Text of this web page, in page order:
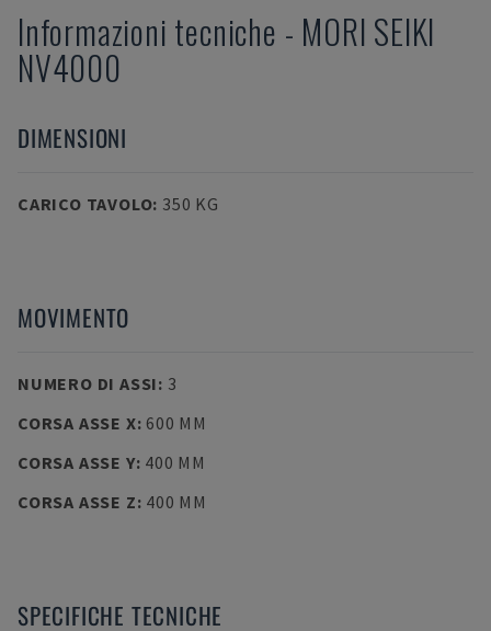
Informazioni tecniche - MORI SEIKI
NV4000
DIMENSIONI
CARICO TAVOLO: 350 KG
MOVIMENTO
NUMERO DI ASSI: 3
CORSA ASSE X: 600 MM
CORSA ASSE Y: 400 MM
CORSA ASSE Z: 400 MM
SPECIFICHE TECNICHE